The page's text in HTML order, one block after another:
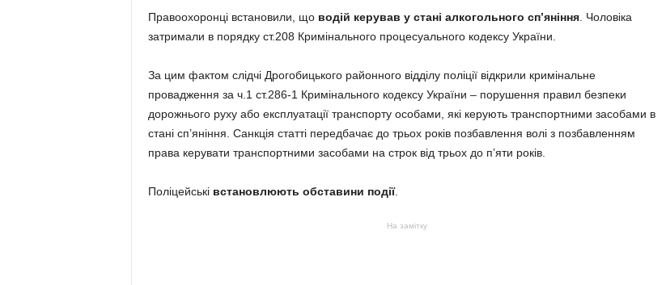
Правоохоронці встановили, що водій керував у стані алкогольного сп’яніння. Чоловіка
затримали в порядку ст.208 Кримінального процесуального кодексу України.
За цим фактом слідчі Дрогобицького районного відділу поліції відкрили кримінальне
провадження за ч.1 ст.286-1 Кримінального кодексу України – порушення правил безпеки
дорожнього руху або експлуатації транспорту особами, які керують транспортними засобами в
стані сп’яніння. Санкція статті передбачає до трьох років позбавлення волі з позбавленням
права керувати транспортними засобами на строк від трьох до п’яти років.
Поліцейські встановлюють обставини події.
На замітку